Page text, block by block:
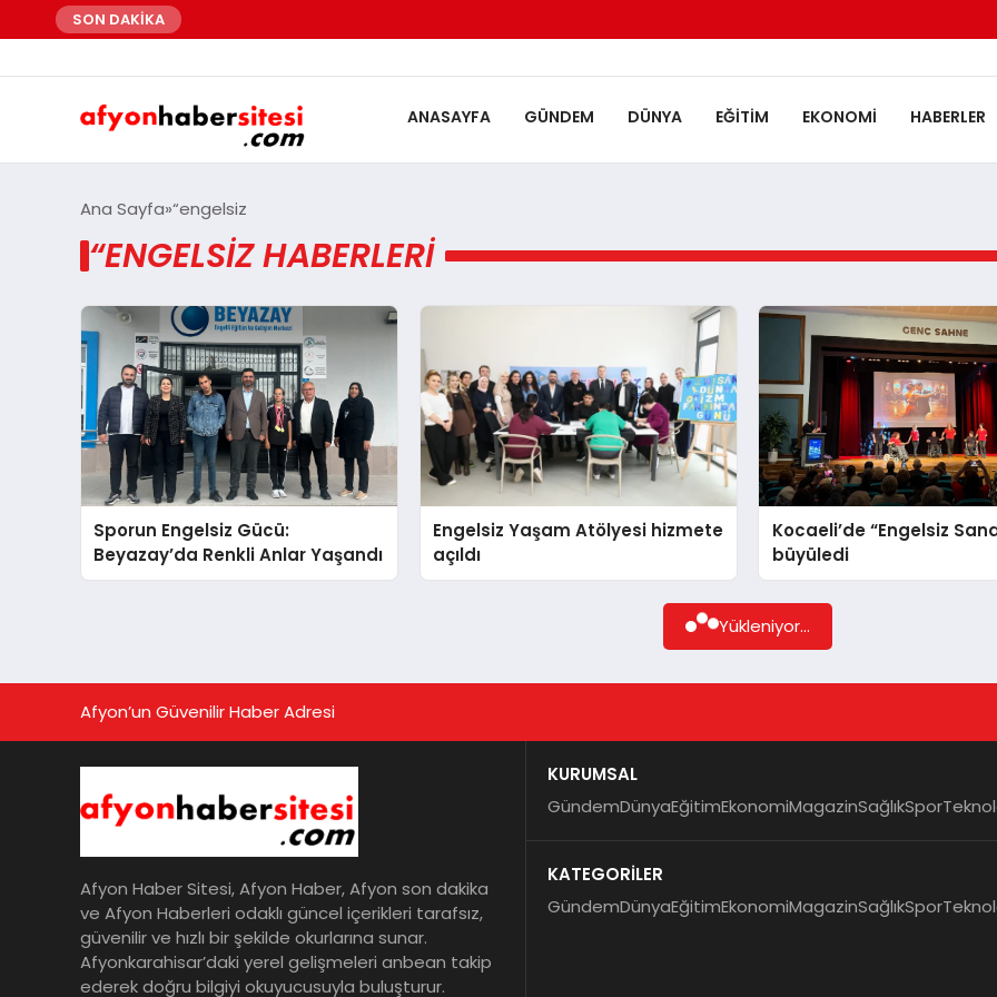
SON DAKİKA
ANASAYFA GÜNDEM DÜNYA EĞITIM EKONOMI HABERLER
Ana Sayfa “engelsiz
“ENGELSIZ HABERLERI
Sporun Engelsiz Gücü:
Beyazay’da Renkli Anlar Yaşandı
Engelsiz Yaşam Atölyesi hizmete
açıldı
Kocaeli’de “Engelsiz
büyüledi
Yükleniyor...
Afyon’un Güvenilir Haber Adresi
Afyon Haber Sitesi, Afyon Haber, Afyon son dakika
ve Afyon Haberleri odaklı güncel içerikleri tarafsız,
güvenilir ve hızlı bir şekilde okurlarına sunar.
Afyonkarahisar’daki yerel gelişmeleri anbean takip
ederek doğru bilgiyi okuyucusuyla buluşturur.
KURUMSAL
GündemDünyaEğitimEkonomiMagazinSağlıkSpor
KATEGORİLER
GündemDünyaEğitimEkonomiMagazinSağlıkSpor